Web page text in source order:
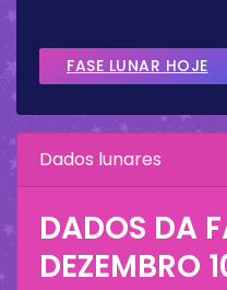
FASE LUNAR HOJE
Dados lunares
DADOS DA
DEZEMBRO